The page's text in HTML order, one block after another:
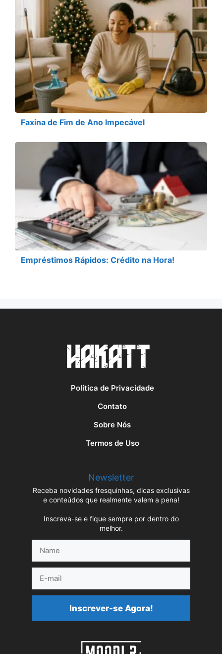
Faxina de Fim de Ano Impecável
Empréstimos Rápidos: Crédito na Hora!
Política de Privacidade
Contato
Sobre Nós
Termos de Uso
Newsletter
Receba novidades fresquinhas, dicas exclusivas
e conteúdos que realmente valem a pena!
Inscreva-se e fique sempre por dentro do
melhor.
mail
Inscrever-se Agora!